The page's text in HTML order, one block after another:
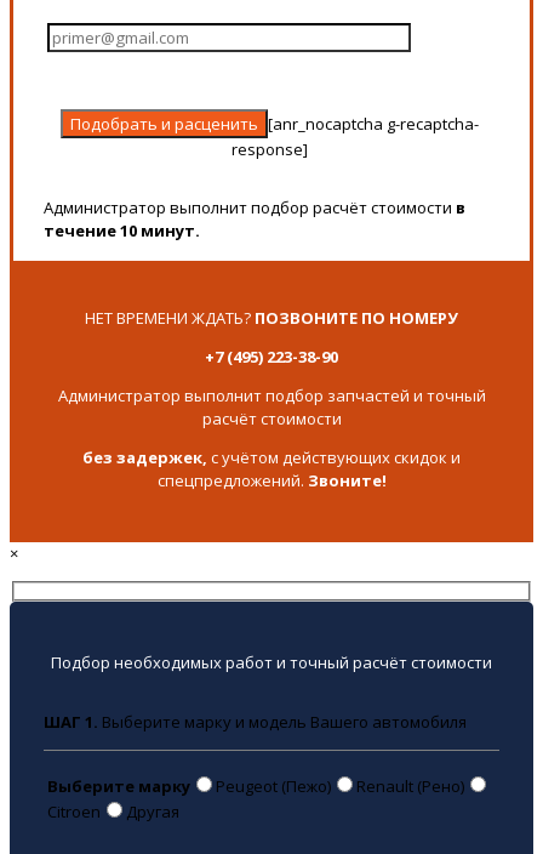
[anr_nocaptcha g-recaptcha-
response]
Администратор выполнит подбор расчёт стоимости в
течение 10 минут.
НЕТ ВРЕМЕНИ ЖДАТЬ? ПОЗВОНИТЕ ПО НОМЕРУ
+7 (495) 223-38-90
Администратор выполнит подбор запчастей и точный
расчёт стоимости
без задержек, с учётом действующих скидок и
спецпредложений. Звоните!
×
Подбор необходимых работ и точный расчёт стоимости
ШАГ 1. Выберите марку и модель Вашего автомобиля
Выберите марку Peugeot (Пежо)
Renault (Рено)
Citroen
Другая